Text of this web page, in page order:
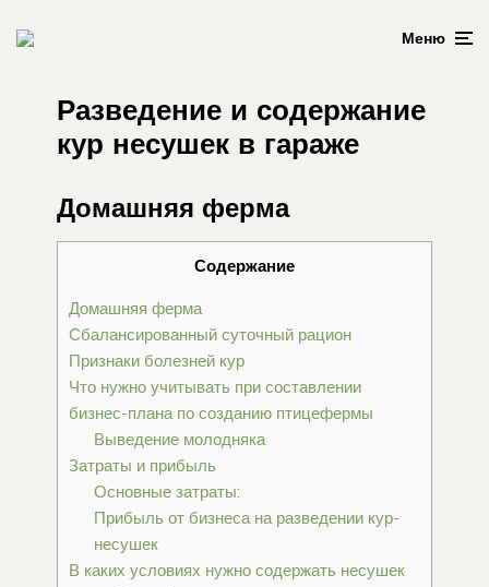
Меню
Разведение и содержание
кур несушек в гараже
Домашняя ферма
Содержание
Домашняя ферма
Сбалансированный суточный рацион
Признаки болезней кур
Что нужно учитывать при составлении
бизнес-плана по созданию птицефермы
Выведение молодняка
Затраты и прибыль
Основные затраты:
Прибыль от бизнеса на разведении кур-
несушек
В каких условиях нужно содержать несушек